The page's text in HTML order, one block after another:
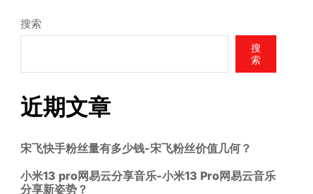
搜索
搜
索
近期文章
宋飞快手粉丝量有多少钱-宋飞粉丝价值几何？
小米13 pro网易云分享音乐-小米13 Pro网易云音乐
分享新姿势？